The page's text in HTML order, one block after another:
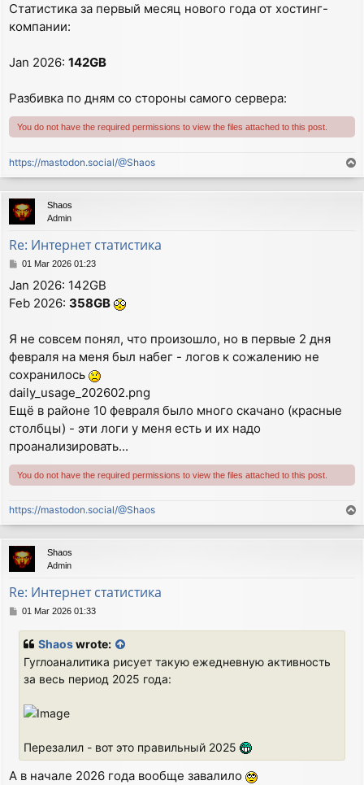
Статистика за первый месяц нового года от хостинг-
компании:
Jan 2026: 142GB
Разбивка по дням со стороны самого сервера:
You do not have the required permissions to view the files attached to this post.
https://mastodon.social/@Shaos
o
p
Shaos
Admin
Re: Интернет статистика
P
s
t
01 Mar 2026 01:23
Jan 2026: 142GB
Feb 2026: 358GB
Я не совсем понял, что произошло, но в первые 2 дня
февраля на меня был набег - логов к сожалению не
сохранилось
daily_usage_202602.png
Ещё в районе 10 февраля было много скачано (красные
столбцы) - эти логи у меня есть и их надо
проанализировать...
You do not have the required permissions to view the files attached to this post.
https://mastodon.social/@Shaos
o
p
Shaos
Admin
Re: Интернет статистика
P01 Mar 2026 01:33
Shaoswrote:
Гуглоаналитика рисует такую ежедневную активность
за весь период 2025 года:
Перезалил - вот это правильный 2025
А в начале 2026 года вообще завалило